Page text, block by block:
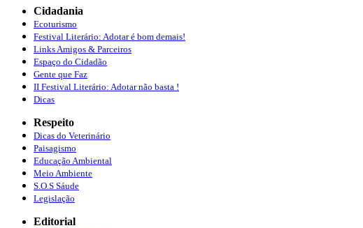
Cidadania
Ecoturismo
Festival Literário: Adotar é bom demais!
Links Amigos & Parceiros
Espaço do Cidadão
Gente que Faz
II Festival Literário: Adotar não basta !
Dicas
Respeito
Dicas do Veterinário
Paisagismo
Educação Ambiental
Meio Ambiente
S.O.S Sáude
Legislação
Editorial